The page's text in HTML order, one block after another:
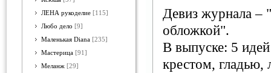
ЛЕНА рукоделие [115]
Любо дело [9]
Маленькая Diana [235]
Мастерица [91]
Меланж [29]
Девиз журнала –
обложкой".
В выпуске: 5
крестом, гладью,